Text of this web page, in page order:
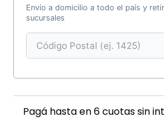
Envío a domicilio a todo el país y
sucursales
Pagá hasta en 6 cuotas sin